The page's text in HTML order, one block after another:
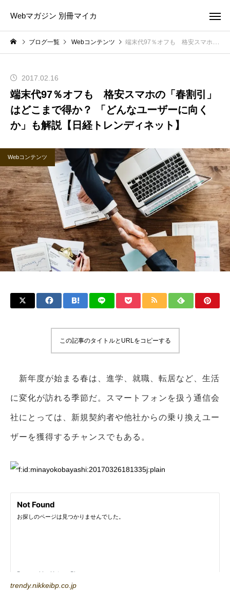
Webマガジン 別冊マイカ
ブログ一覧 Webコンテンツ 端末代97％オフも 格安スマホの「春割引」はどこまで得か？ 「どんなユーザーに向くか」も解説【日経トレンディネット】
2017.02.16
端末代97％オフも 格安スマホの「春割引」
はどこまで得か？ 「どんなユーザーに向く
か」も解説【日経トレンディネット】
Webコンテンツ
この記事のタイトルとURLをコピーする
新年度が始まる春は、進学、就職、転居など、生活
に変化が訪れる季節だ。スマートフォンを扱う通信会
社にとっては、新規契約者や他社からの乗り換えユー
ザーを獲得するチャンスでもある。
trendy.nikkeibp.co.jp